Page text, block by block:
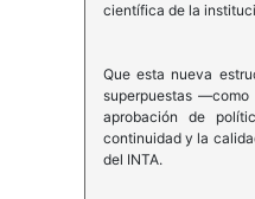
científica de la
Que esta nueva
superpuestas
aprobación de
continuidad y la
del INTA.